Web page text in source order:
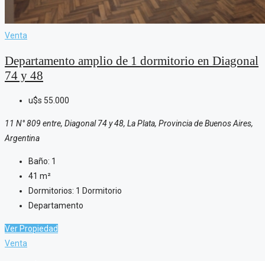
Venta
Departamento amplio de 1 dormitorio en Diagonal
74 y 48
u$s 55.000
11 N° 809 entre, Diagonal 74 y 48, La Plata, Provincia de Buenos Aires,
Argentina
Baño: 1
41 m²
Dormitorios: 1 Dormitorio
Departamento
Ver Propiedad
Venta